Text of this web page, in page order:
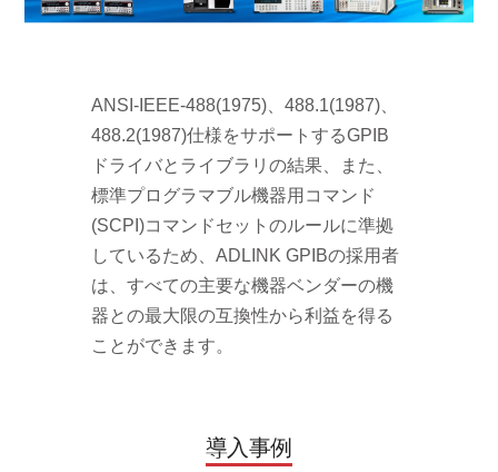
ANSI-IEEE-488(1975)、488.1(1987)、
488.2(1987)仕様をサポートするGPIB
ドライバとライブラリの結果、また、
標準プログラマブル機器用コマンド
(SCPI)コマンドセットのルールに準拠
しているため、ADLINK GPIBの採用者
は、すべての主要な機器ベンダーの機
器との最大限の互換性から利益を得る
ことができます。
導入事例